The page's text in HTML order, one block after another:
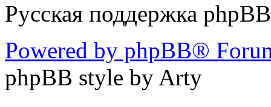
Русская поддержка phpBB
Powered by phpBB®
phpBB style by Arty